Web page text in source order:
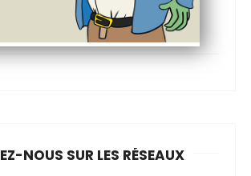
NOUS SUR LES RÉSEAUX